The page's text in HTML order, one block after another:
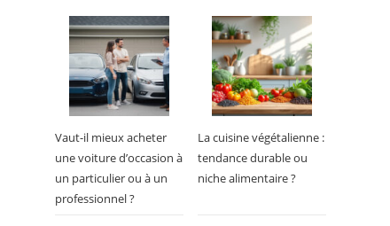
Vaut-il mieux acheter
une voiture d’occasion à
un particulier ou à un
professionnel ?
La cuisine végétalienne :
tendance durable ou
niche alimentaire ?